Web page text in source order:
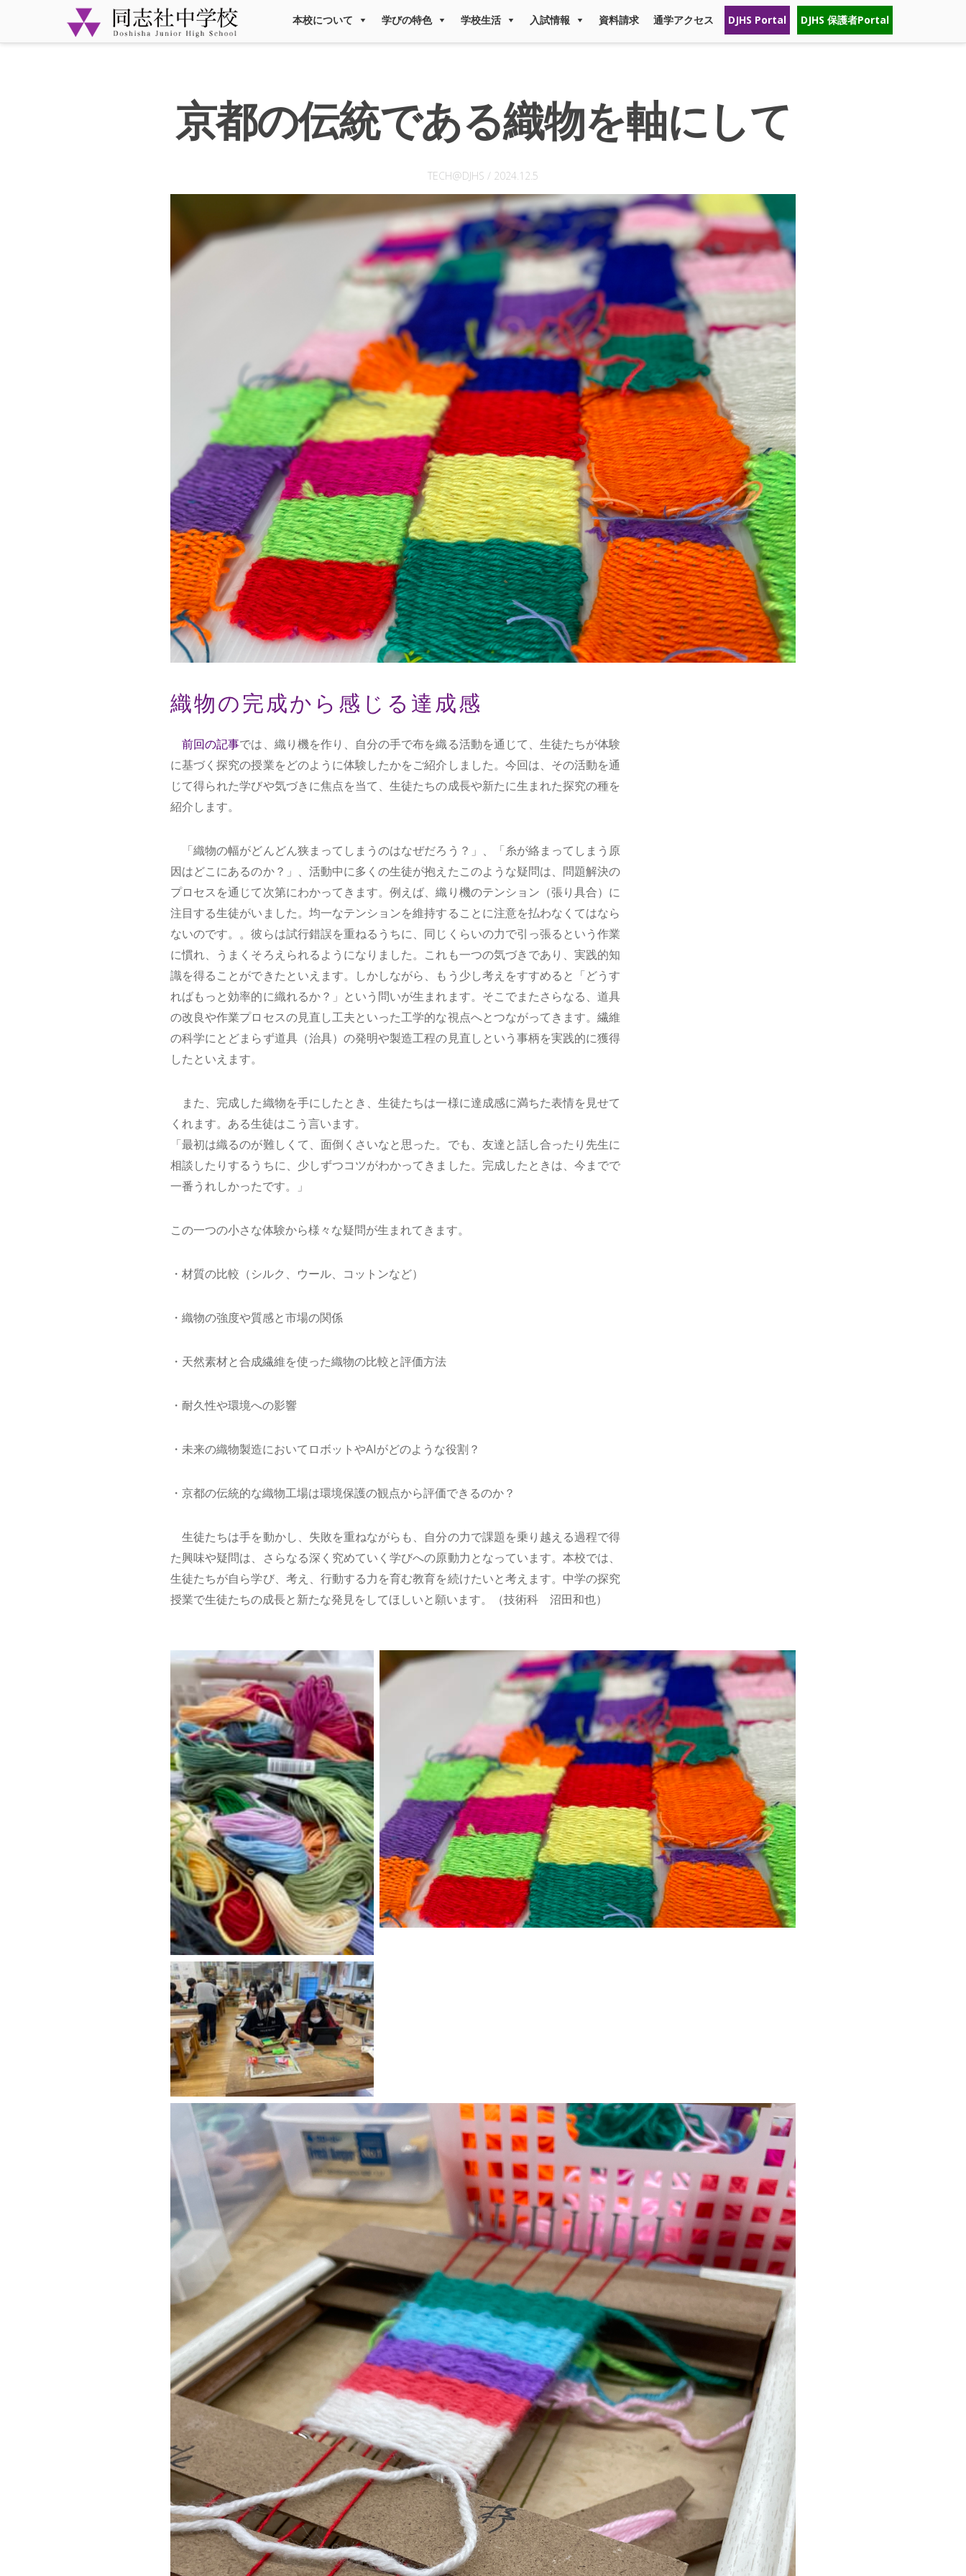
本校について 学びの特色 学校生活 入試情報 資料請求 通学アクセス DJHS Portal DJHS 保護者Portal
京都の伝統である織物を軸にして
TECH@DJHS / 2024.12.5
織物の完成から感じる達成感
前回の記事では、織り機を作り、自分の手で布を織る活動を通じて、生徒たちが体験
に基づく探究の授業をどのように体験したかをご紹介しました。今回は、その活動を通
じて得られた学びや気づきに焦点を当て、生徒たちの成長や新たに生まれた探究の種を
紹介します。
「織物の幅がどんどん狭まってしまうのはなぜだろう？」、「糸が絡まってしまう原
因はどこにあるのか？」、活動中に多くの生徒が抱えたこのような疑問は、問題解決の
プロセスを通じて次第にわかってきます。例えば、織り機のテンション（張り具合）に
注目する生徒がいました。均一なテンションを維持することに注意を払わなくてはなら
ないのです。。彼らは試行錯誤を重ねるうちに、同じくらいの力で引っ張るという作業
に慣れ、うまくそろえられるようになりました。これも一つの気づきであり、実践的知
識を得ることができたといえます。しかしながら、もう少し考えをすすめると「どうす
ればもっと効率的に織れるか？」という問いが生まれます。そこでまたさらなる、道具
の改良や作業プロセスの見直し工夫といった工学的な視点へとつながってきます。繊維
の科学にとどまらず道具（治具）の発明や製造工程の見直しという事柄を実践的に獲得
したといえます。
また、完成した織物を手にしたとき、生徒たちは一様に達成感に満ちた表情を見せて
くれます。ある生徒はこう言います。
「最初は織るのが難しくて、面倒くさいなと思った。でも、友達と話し合ったり先生に
相談したりするうちに、少しずつコツがわかってきました。完成したときは、今までで
一番うれしかったです。」
この一つの小さな体験から様々な疑問が生まれてきます。
・材質の比較（シルク、ウール、コットンなど）
・織物の強度や質感と市場の関係
・天然素材と合成繊維を使った織物の比較と評価方法
・耐久性や環境への影響
・未来の織物製造においてロボットやAIがどのような役割？
・京都の伝統的な織物工場は環境保護の観点から評価できるのか？
生徒たちは手を動かし、失敗を重ねながらも、自分の力で課題を乗り越える過程で得
た興味や疑問は、さらなる深く究めていく学びへの原動力となっています。本校では、
生徒たちが自ら学び、考え、行動する力を育む教育を続けたいと考えます。中学の探究
授業で生徒たちの成長と新たな発見をしてほしいと願います。（技術科 沼田和也）